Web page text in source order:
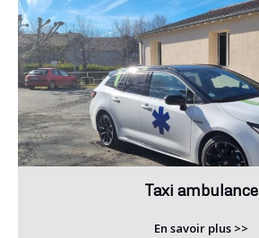
Taxi ambulance
En savoir plus >>